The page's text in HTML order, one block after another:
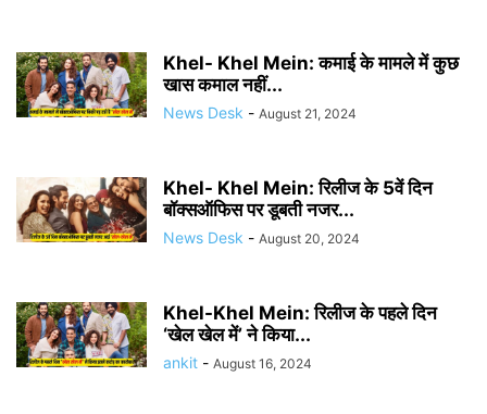
Khel- Khel Mein: कमाई के मामले में कुछ
खास कमाल नहीं...
News Desk - August 21, 2024
Khel- Khel Mein: रिलीज के 5वें दिन
बॉक्सऑफिस पर डूबती नजर...
News Desk - August 20, 2024
Khel-Khel Mein: रिलीज के पहले दिन
‘खेल खेल में’ ने किया...
ankit - August 16, 2024